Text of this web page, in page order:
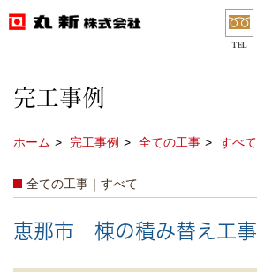
TEL
完工事例
ホーム 完工事例 全ての工事 すべて
全ての工事｜すべて
恵那市 棟の積み替え工事